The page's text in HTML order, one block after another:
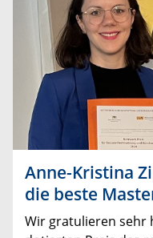
Anne-Kristina
die beste
Wir gratulieren sehr